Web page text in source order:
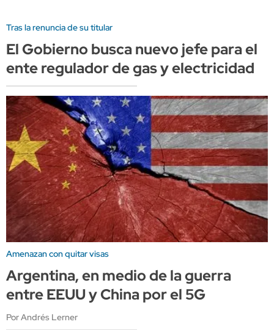
Tras la renuncia de su titular
El Gobierno busca nuevo jefe para el
ente regulador de gas y electricidad
Amenazan con quitar visas
Argentina, en medio de la guerra
entre EEUU y China por el 5G
Por Andrés Lerner